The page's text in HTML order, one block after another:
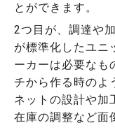
とができます。
2つ目が、調達や
が標準化したユニ
ーカーは必要なも
チから作る時のよ
ネットの設計や加
在庫の調整など面